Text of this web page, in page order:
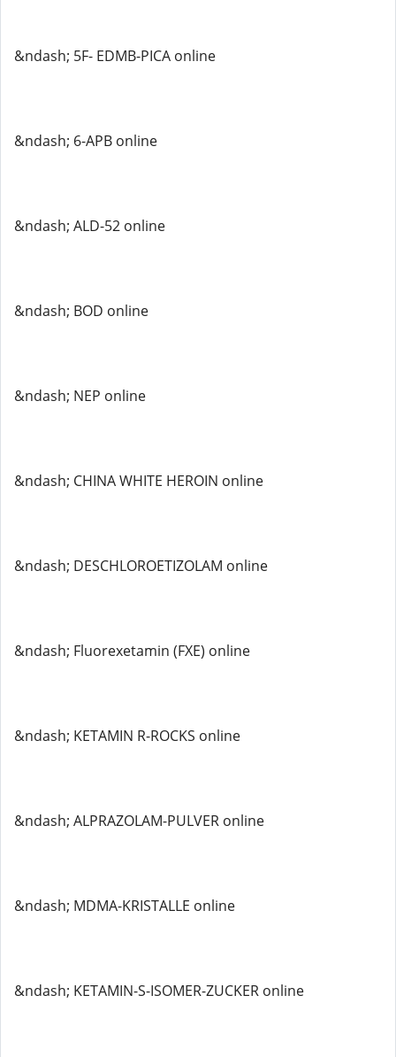
&ndash; 5F- EDMB-PICA online
&ndash; 6-APB online
&ndash; ALD-52 online
&ndash; BOD online
&ndash; NEP online
&ndash; CHINA WHITE HEROIN online
&ndash; DESCHLOROETIZOLAM online
&ndash; Fluorexetamin (FXE) online
&ndash; KETAMIN R-ROCKS online
&ndash; ALPRAZOLAM-PULVER online
&ndash; MDMA-KRISTALLE online
&ndash; KETAMIN-S-ISOMER-ZUCKER online